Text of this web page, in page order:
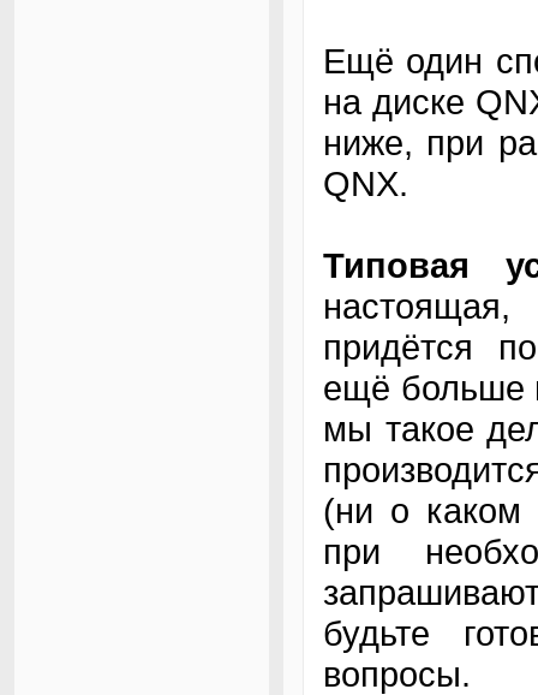
Ещё один
на диске
ниже, при
QNX.
Типовая
придётся
ещё больше
мы такое
(ни о каком
при
будьте
вопросы.